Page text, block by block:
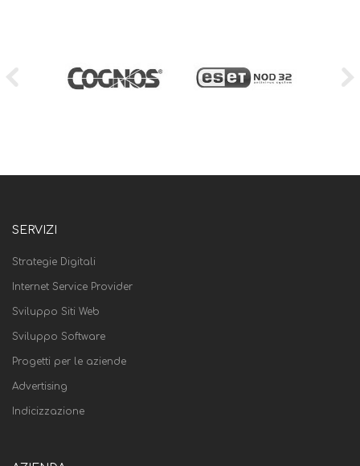
SERVIZI
Strategie Digitali
Internet Service Provider
Sviluppo Siti Web
Sviluppo Software
Progetti per le aziende
Advertising
Indicizzazione